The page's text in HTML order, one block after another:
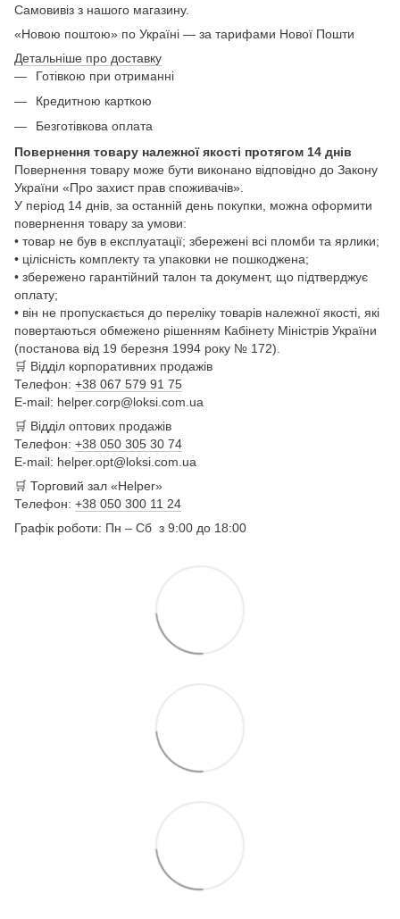
Самовивіз з нашого магазину.
«Новою поштою» по Україні — за тарифами Нової Пошти
Детальніше про доставку
Готівкою при отриманні
Кредитною карткою
Безготівкова оплата
Повернення товару належної якості протягом 14 днів
Повернення товару може бути виконано відповідно до Закону
України «Про захист прав споживачів».
У період 14 днів, за останній день покупки, можна оформити
повернення товару за умови:
• товар не був в експлуатації; збережені всі пломби та ярлики;
• цілісність комплекту та упаковки не пошкоджена;
• збережено гарантійний талон та документ, що підтверджує
оплату;
• він не пропускається до переліку товарів належної якості, які
повертаються обмежено рішенням Кабінету Міністрів України
(постанова від 19 березня 1994 року № 172).
🛒 Відділ корпоративних продажів
Телефон: +38 067 579 91 75
E-mail: helper.corp@loksi.com.ua
🛒 Відділ оптових продажів
Телефон: +38 050 305 30 74
E-mail: helper.opt@loksi.com.ua
🛒 Торговий зал «Helper»
Телефон: +38 050 300 11 24
Графік роботи: Пн – Сб з 9:00 до 18:00